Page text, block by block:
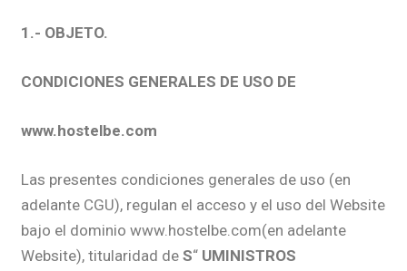
1.- OBJETO.
CONDICIONES GENERALES DE USO DE
www.hostelbe.com
Las presentes condiciones generales de uso (en
adelante CGU), regulan el acceso y el uso del Website
bajo el dominio www.hostelbe.com(en adelante
Website), titularidad de S“ UMINISTROS